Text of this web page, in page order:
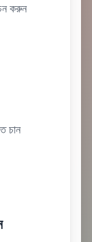
করুন
চান